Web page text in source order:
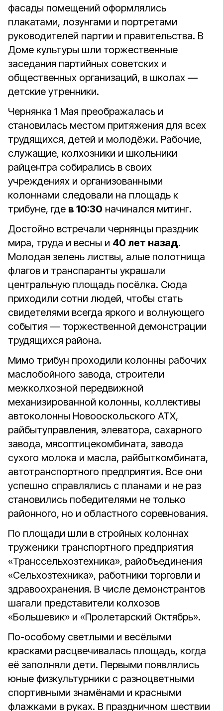
фасады помещений оформлялись
плакатами, лозунгами и портретами
руководителей партии и правительства. В
Доме культуры шли торжественные
заседания партийных советских и
общественных организаций, в школах —
детские утренники.
Чернянка 1 Мая преображалась и
становилась местом притяжения для всех
трудящихся, детей и молодёжи. Рабочие,
служащие, колхозники и школьники
райцентра собирались в своих
учреждениях и организованными
колоннами следовали на площадь к
трибуне, где в 10:30 начинался митинг.
Достойно встречали чернянцы праздник
мира, труда и весны и 40 лет назад.
Молодая зелень листвы, алые полотнища
флагов и транспаранты украшали
центральную площадь посёлка. Сюда
приходили сотни людей, чтобы стать
свидетелями всегда яркого и волнующего
события — торжественной демонстрации
трудящихся района.
Мимо трибун проходили колонны рабочих
маслобойного завода, строители
межколхозной передвижной
механизированной колонны, коллективы
автоколонны Новооскольского АТХ,
райбытуправления, элеватора, сахарного
завода, мясоптицекомбината, завода
сухого молока и масла, райбыткомбината,
автотранспортного предприятия. Все они
успешно справлялись с планами и не раз
становились победителями не только
районного, но и областного соревнования.
По площади шли в стройных колоннах
труженики транспортного предприятия
«Транссельхозтехника», райобъединения
«Сельхозтехника», работники торговли и
здравоохранения. В числе демонстрантов
шагали представители колхозов
«Большевик» и «Пролетарский Октябрь».
По-особому светлыми и весёлыми
красками расцвечивалась площадь, когда
её заполняли дети. Первыми появлялись
юные физкультурники с разноцветными
спортивными знамёнами и красными
флажками в руках. В праздничном шествии